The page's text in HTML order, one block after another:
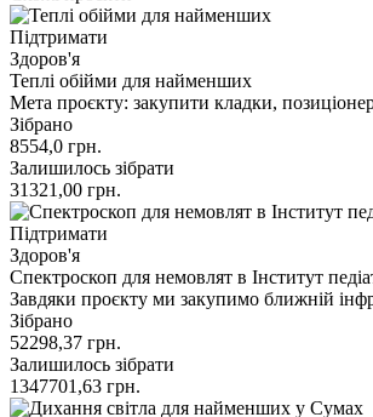
Підтримати
Здоров'я
Теплі обійми для найменших
Мета проєкту: закупити кладки,
Зібрано
8554,0 грн.
Залишилось зібрати
31321,00 грн.
Підтримати
Здоров'я
Спектроскоп для немовлят в Інститут
Завдяки проєкту ми закупимо ближній
Зібрано
52298,37 грн.
Залишилось зібрати
1347701,63 грн.